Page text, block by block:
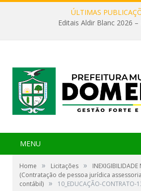
ÚLTIMAS
Editais Aldir Blanc 2026 –
MENU
Home » Licitações »
(Contratação de pessoa jurídica
contábil) » 10_EDUCAÇÃO-CONTRATO-